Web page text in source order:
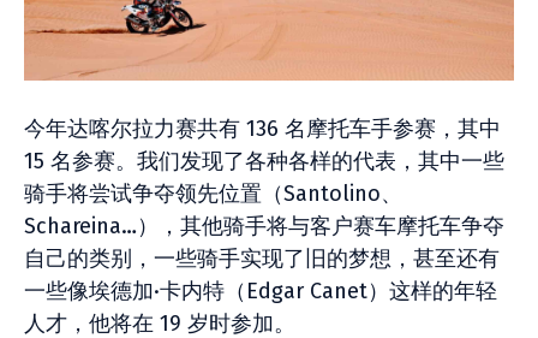
今年达喀尔拉力赛共有 136 名摩托车手参赛，其中
15 名参赛。我们发现了各种各样的代表，其中一些
骑手将尝试争夺领先位置（Santolino、
Schareina…），其他骑手将与客户赛车摩托车争夺
自己的类别，一些骑手实现了旧的梦想，甚至还有
一些像埃德加·卡内特（Edgar Canet）这样的年轻
人才，他将在 19 岁时参加。